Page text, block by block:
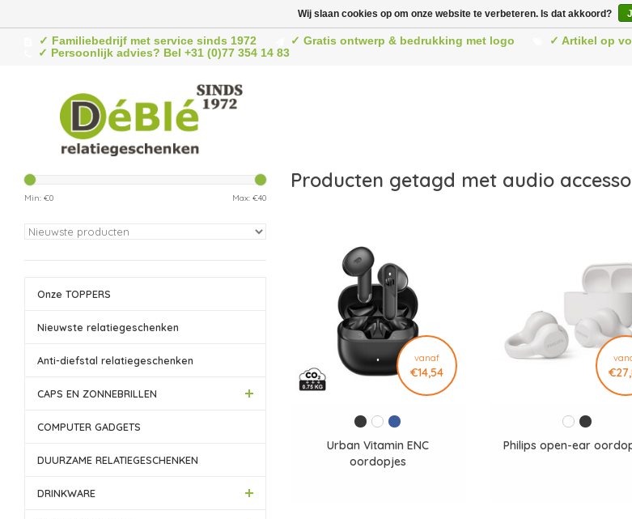
✓ Familiebedrijf met service sinds 1972 ✓ Gratis ontwerp & bedrukking met logo
✓ Artikel op
✓ Persoonlijk advies? Bel +31 (0)77 354 14 83
Min: €0 Max: €40
Onze TOPPERS
Nieuwste relatiegeschenken
Anti-diefstal relatiegeschenken
CAPS EN ZONNEBRILLEN
COMPUTER GADGETS
DUURZAME RELATIEGESCHENKEN
DRINKWARE
Producten getagd met audio
vanaf
€14,54
Urban Vitamin ENC
oordopjes
Philips open-ear
Wij slaan cookies op om onze website te verbeteren. Is dat akkoord?